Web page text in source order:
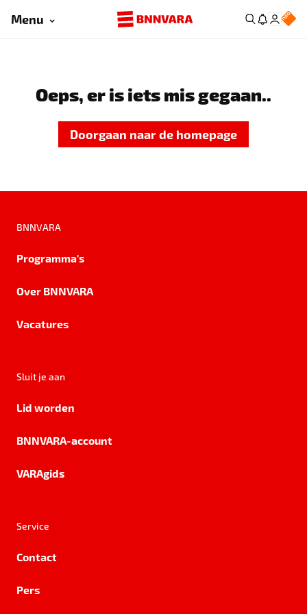
Menu
Oeps, er is iets mis gegaan..
Doorgaan naar de homepage
BNNVARA
Programma's
Over BNNVARA
Vacatures
Sluit je aan
Lid worden
BNNVARA-account
VARAgids
Service
Contact
Pers